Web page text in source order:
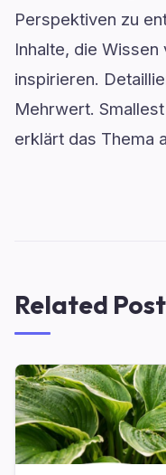
Perspektiven zu
Inhalte, die
inspirieren.
Mehrwert.
erklärt das Thema
Related